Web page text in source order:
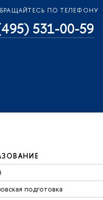
ПО ТЕЛЕФОНУ
531-00-59
подготовка